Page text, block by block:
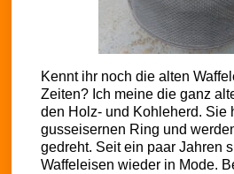
Kennt ihr noch die alten
Zeiten? Ich meine die ganz
den Holz- und Kohleherd. Sie
gusseisernen Ring und
gedreht. Seit ein paar Jahren
Waffeleisen wieder in Mode.